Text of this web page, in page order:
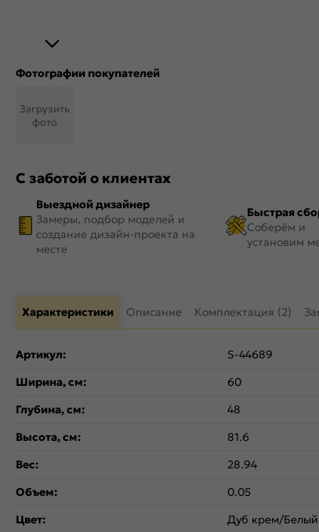
Фотографии покупателей
Загрузить
фото
С заботой о клиентах
Выездной дизайнер
Замеры, подбор моделей и
создание дизайн-проекта на
месте
Быстрая
Соберём и
установим
Характеристики Описание Комплектация (2)
Артикул:
S-44689
Ширина, см:
60
Глубина, см:
48
Высота, см:
81.6
Вес:
28.94
Объем:
0.05
Цвет:
Дуб крем/Белый